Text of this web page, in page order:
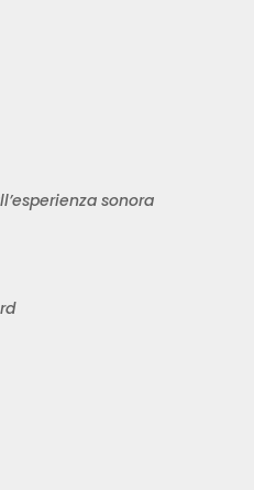
sonora